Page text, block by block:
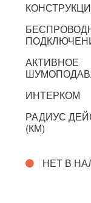
АКТИВНОЕ
ИНТЕРКОМ
РАДИУС
(КМ)
НЕТ В